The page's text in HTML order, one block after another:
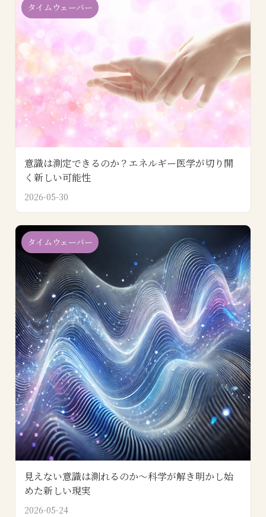
タイムウェーバー
意識は測定できるのか？エネルギー医学が切り開
く新しい可能性
2026-05-30
タイムウェーバー
見えない意識は測れるのか～科学が解き明かし始
めた新しい現実
2026-05-24